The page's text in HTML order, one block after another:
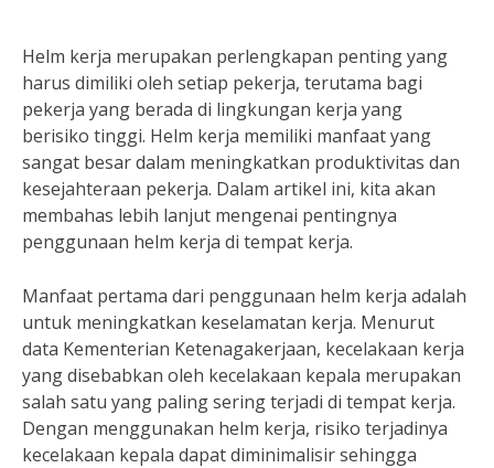
Helm kerja merupakan perlengkapan penting yang
harus dimiliki oleh setiap pekerja, terutama bagi
pekerja yang berada di lingkungan kerja yang
berisiko tinggi. Helm kerja memiliki manfaat yang
sangat besar dalam meningkatkan produktivitas dan
kesejahteraan pekerja. Dalam artikel ini, kita akan
membahas lebih lanjut mengenai pentingnya
penggunaan helm kerja di tempat kerja.
Manfaat pertama dari penggunaan helm kerja adalah
untuk meningkatkan keselamatan kerja. Menurut
data Kementerian Ketenagakerjaan, kecelakaan kerja
yang disebabkan oleh kecelakaan kepala merupakan
salah satu yang paling sering terjadi di tempat kerja.
Dengan menggunakan helm kerja, risiko terjadinya
kecelakaan kepala dapat diminimalisir sehingga